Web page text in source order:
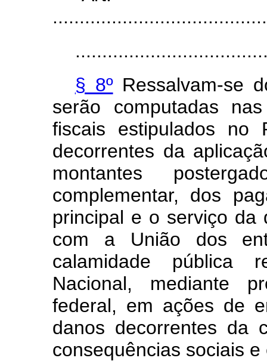
§ 8ºRessalvam-se
serão computadas
fiscais estipulados no
decorrentes da
montantes
complementar, dos
principal e o serviço da
com a União dos
calamidade pública
Nacional, mediante
federal, em ações de
danos decorrentes da
consequências sociais e